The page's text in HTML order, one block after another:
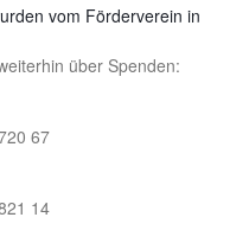
vom Förderverein in
über Spenden:
67
14